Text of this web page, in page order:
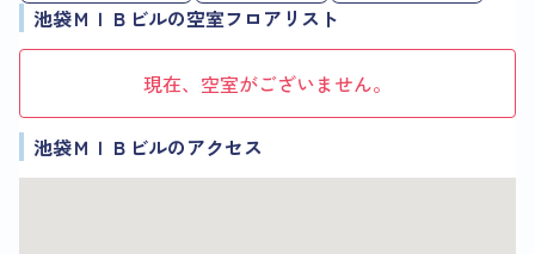
池袋ＭＩＢビルの空室フロアリスト
現在、空室がございません。
池袋ＭＩＢビルのアクセス